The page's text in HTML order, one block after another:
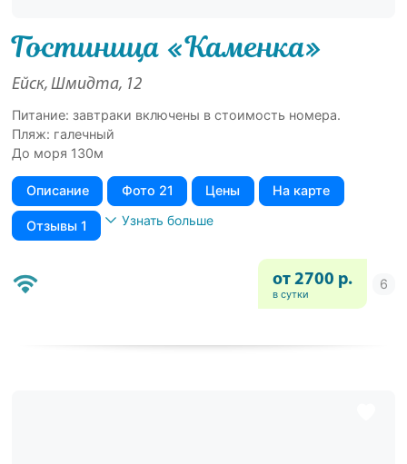
Гостиница «Каменка»
Ейск, Шмидта, 12
Питание: завтраки включены в стоимость номера.
Пляж: галечный
До моря 130м
Описание Фото 21 Цены На карте
Отзывы 1 Узнать больше
от 2700 р.
в сутки